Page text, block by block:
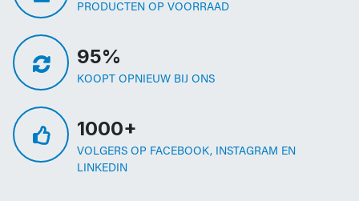
PRODUCTEN OP VOORRAAD
95%
KOOPT OPNIEUW BIJ ONS
1000+
VOLGERS OP FACEBOOK, INSTAGRAM EN
LINKEDIN